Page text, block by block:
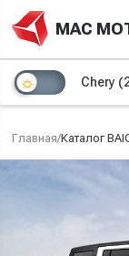
МАС
Chery
Главная/Каталог